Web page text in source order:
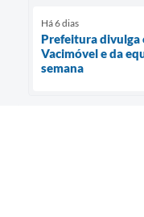
Há 6 dias
Prefeitura divulga
Vacimóvel e da
semana